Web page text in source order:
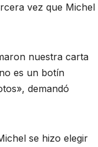
vez que Michel
nuestra carta
es un botín
demandó
se hizo elegir